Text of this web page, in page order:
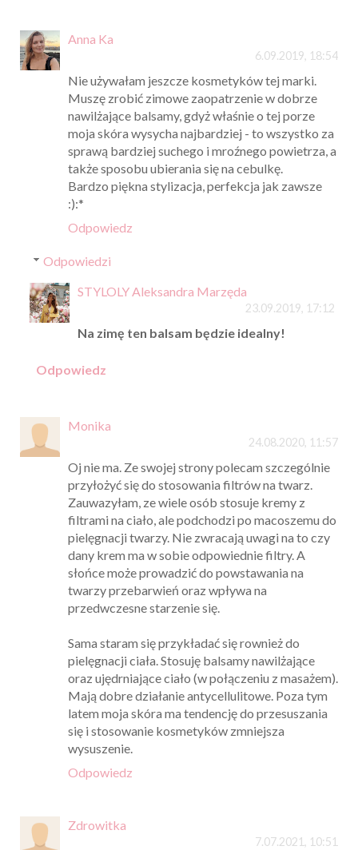
Anna Ka
6.09.2019, 18:54
Nie używałam jeszcze kosmetyków tej marki.
Muszę zrobić zimowe zaopatrzenie w dobrze
nawilżające balsamy, gdyż właśnie o tej porze
moja skóra wysycha najbardziej - to wszystko za
sprawą bardziej suchego i mroźnego powietrza, a
także sposobu ubierania się na cebulkę.
Bardzo piękna stylizacja, perfekcja jak zawsze
:):*
Odpowiedz
Odpowiedzi
STYLOLY Aleksandra Marzęda
23.09.2019, 17:12
Na zimę ten balsam będzie idealny!
Odpowiedz
Monika
24.08.2020, 11:57
Oj nie ma. Ze swojej strony polecam szczególnie
przyłożyć się do stosowania filtrów na twarz.
Zauwazyłam, ze wiele osób stosuje kremy z
filtrami na ciało, ale podchodzi po macoszemu do
pielęgnacji twarzy. Nie zwracają uwagi na to czy
dany krem ma w sobie odpowiednie filtry. A
słońce może prowadzić do powstawania na
twarzy przebarwień oraz wpływa na
przedwczesne starzenie się.
Sama staram się przykładać się rownież do
pielęgnacji ciała. Stosuję balsamy nawilżające
oraz ujędrniające ciało (w połączeniu z masażem).
Mają dobre działanie antycellulitowe. Poza tym
latem moja skóra ma tendencję do przesuszania
się i stosowanie kosmetyków zmniejsza
wysuszenie.
Odpowiedz
Zdrowitka
7.07.2021, 10:51